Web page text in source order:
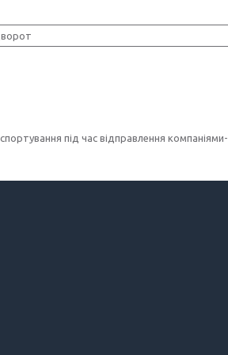
під час відправлення компаніями-